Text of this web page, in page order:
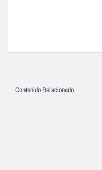
Contenido Relacionado